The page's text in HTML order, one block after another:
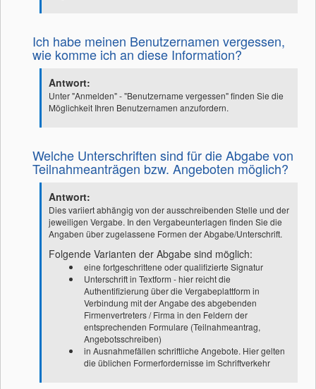
Ich habe meinen Benutzernamen vergessen,
wie komme ich an diese Information?
Antwort:
Unter "Anmelden" - "Benutzername vergessen" finden Sie die
Möglichkeit Ihren Benutzernamen anzufordern.
Welche Unterschriften sind für die Abgabe von
Teilnahmeanträgen bzw. Angeboten möglich?
Antwort:
Dies variiert abhängig von der ausschreibenden Stelle und der
jeweiligen Vergabe. In den Vergabeunterlagen finden Sie die
Angaben über zugelassene Formen der Abgabe/Unterschrift.
Folgende Varianten der Abgabe sind möglich:
eine fortgeschrittene oder qualifizierte Signatur
Unterschrift in Textform - hier reicht die
Authentifizierung über die Vergabeplattform in
Verbindung mit der Angabe des abgebenden
Firmenvertreters / Firma in den Feldern der
entsprechenden Formulare (Teilnahmeantrag,
Angebotsschreiben)
in Ausnahmefällen schriftliche Angebote. Hier gelten
die üblichen Formerfordernisse im Schriftverkehr